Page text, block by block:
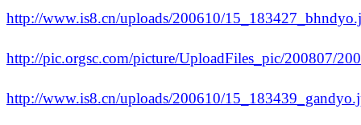
http://www.is8.cn/uploads/200610/
http://pic.orgsc.com/picture/UploadFiles_pic/200807/
http://www.is8.cn/uploads/200610/